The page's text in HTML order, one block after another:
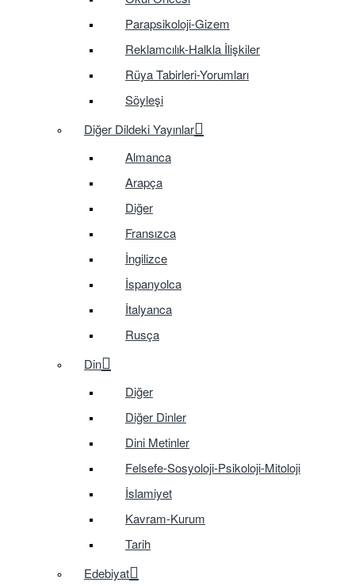
Parapsikoloji-Gizem
Reklamcılık-Halkla İlişkiler
Rüya Tabirleri-Yorumları
Söyleşi
Diğer Dildeki Yayınlar
Almanca
Arapça
Diğer
Fransızca
İngilizce
İspanyolca
İtalyanca
Rusça
Din
Diğer
Diğer Dinler
Dini Metinler
Felsefe-Sosyoloji-Psikoloji-Mitoloji
İslamiyet
Kavram-Kurum
Tarih
Edebiyat